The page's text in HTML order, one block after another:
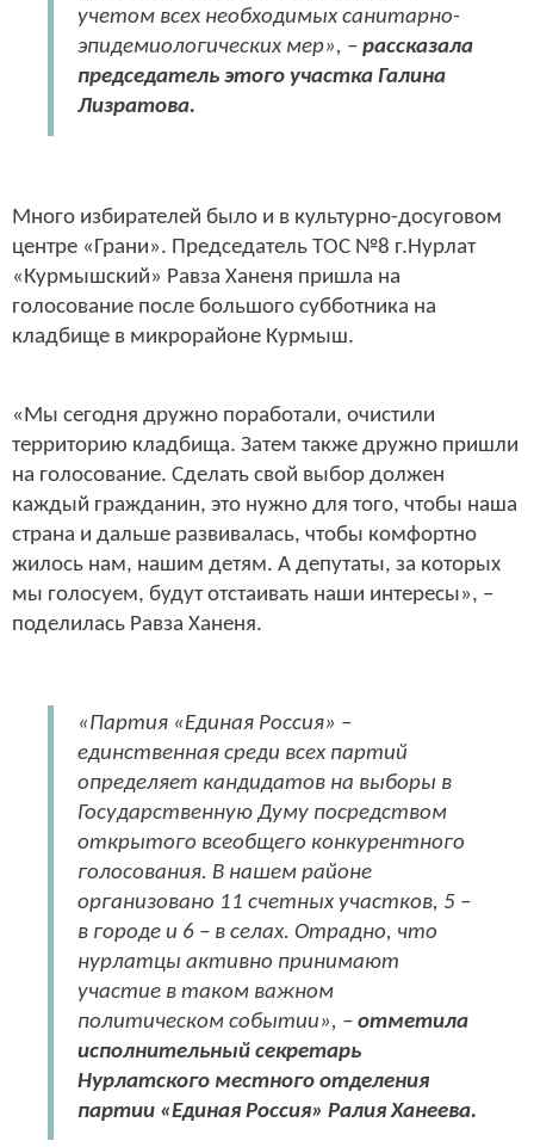
учетом всех необходимых санитарно-
эпидемиологических мер», – рассказала
председатель этого участка Галина
Лизратова.
Много избирателей было и в культурно-досуговом
центре «Грани». Председатель ТОС №8 г.Нурлат
«Курмышский» Равза Ханеня пришла на
голосование после большого субботника на
кладбище в микрорайоне Курмыш.
«Мы сегодня дружно поработали, очистили
территорию кладбища. Затем также дружно пришли
на голосование. Сделать свой выбор должен
каждый гражданин, это нужно для того, чтобы наша
страна и дальше развивалась, чтобы комфортно
жилось нам, нашим детям. А депутаты, за которых
мы голосуем, будут отстаивать наши интересы», –
поделилась Равза Ханеня.
«Партия «Единая Россия» –
единственная среди всех партий
определяет кандидатов на выборы в
Государственную Думу посредством
открытого всеобщего конкурентного
голосования. В нашем районе
организовано 11 счетных участков, 5 –
в городе и 6 – в селах. Отрадно, что
нурлатцы активно принимают
участие в таком важном
политическом событии», – отметила
исполнительный секретарь
Нурлатского местного отделения
партии «Единая Россия» Ралия Ханеева.